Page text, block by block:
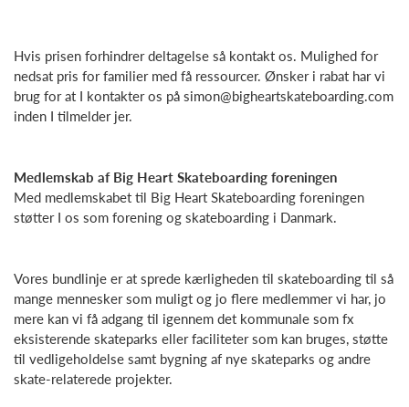
Hvis prisen forhindrer deltagelse så kontakt os. Mulighed for
nedsat pris for familier med få ressourcer. Ønsker i rabat har vi
brug for at I kontakter os på simon@bigheartskateboarding.com
inden I tilmelder jer.
Medlemskab af Big Heart Skateboarding foreningen
Med medlemskabet til Big Heart Skateboarding foreningen
støtter I os som forening og skateboarding i Danmark.
Vores bundlinje er at sprede kærligheden til skateboarding til så
mange mennesker som muligt og jo flere medlemmer vi har, jo
mere kan vi få adgang til igennem det kommunale som fx
eksisterende skateparks eller faciliteter som kan bruges, støtte
til vedligeholdelse samt bygning af nye skateparks og andre
skate-relaterede projekter.